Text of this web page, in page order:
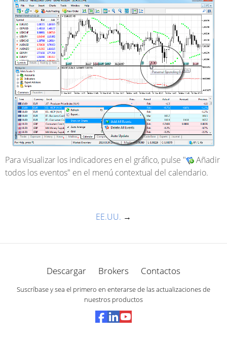
Para visualizar los indicadores en el gráfico, pulse "
Añadir
todos los eventos" en el menú contextual del calendario.
EE.UU. →
Descargar Brokers Contactos
Suscríbase y sea el primero en enterarse de las actualizaciones de
nuestros productos